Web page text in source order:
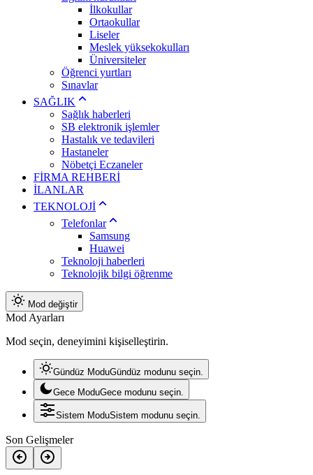
İlkokullar
Ortaokullar
Liseler
Meslek yüksekokulları
Üniversiteler
Öğrenci yurtları
Sınavlar
SAĞLIK
Sağlık haberleri
SB elektronik işlemler
Hastalık ve tedavileri
Hastaneler
Nöbetçi Eczaneler
FİRMA REHBERİ
İLANLAR
TEKNOLOJİ
Telefonlar
Samsung
Huawei
Teknoloji haberleri
Teknolojik bilgi öğrenme
Mod değiştir
Mod Ayarları
Mod seçin, deneyimini kişiselleştirin.
Gündüz ModuGündüz modunu seçin.
Gece ModuGece modunu seçin.
Sistem ModuSistem modunu seçin.
Son Gelişmeler